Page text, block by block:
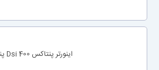
اینورتر پنتاکس Dsi 400 پنتاکس 90 کیلووات سه فاز